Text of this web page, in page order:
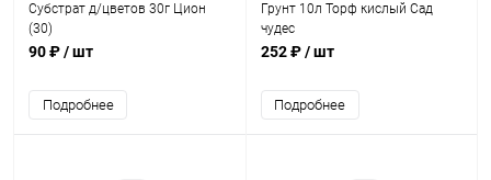
Субстрат д/цветов 30г Цион
(30)
90 ₽/ шт
Подробнее
Грунт 10л Торф кислый Сад
чудес
252 ₽/ шт
Подробнее